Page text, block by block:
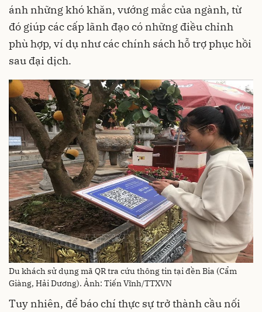
ánh những khó khăn, vướng mắc của ngành, từ
đó giúp các cấp lãnh đạo có những điều chỉnh
phù hợp, ví dụ như các chính sách hỗ trợ phục hồi
sau đại dịch.
Du khách sử dụng mã QR tra cứu thông tin tại đền Bia (Cẩm
Giàng, Hải Dương). Ảnh: Tiến Vĩnh/TTXVN
Tuy nhiên, để báo chí thực sự trở thành cầu nối